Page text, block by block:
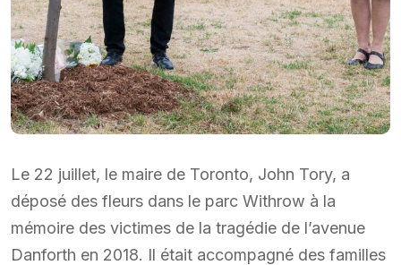
Le 22 juillet, le maire de Toronto, John Tory, a
déposé des fleurs dans le parc Withrow à la
mémoire des victimes de la tragédie de l’avenue
Danforth en 2018. Il était accompagné des familles